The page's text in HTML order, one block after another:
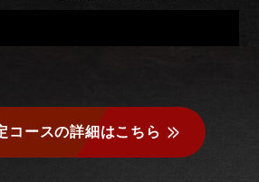
コースの詳細はこちら